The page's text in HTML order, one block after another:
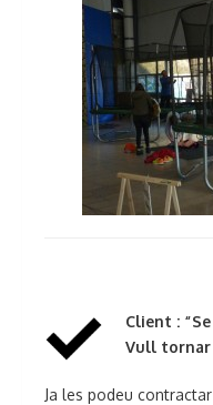
Client :
Vull tornar
Ja les podeu